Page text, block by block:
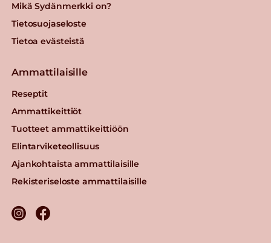
Mikä Sydänmerkki on?
Tietosuojaseloste
Tietoa evästeistä
Ammattilaisille
Reseptit
Ammattikeittiöt
Tuotteet ammattikeittiöön
Elintarviketeollisuus
Ajankohtaista ammattilaisille
Rekisteriseloste ammattilaisille